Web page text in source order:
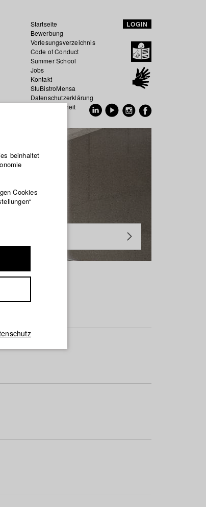
Startseite
Bewerbung
Vorlesungsverzeichnis
Code of Conduct
Summer School
Jobs
Kontakt
StuBistroMensa
Datenschutzerklärung
Datensicherheit
LOGIN
beinhaltet
Cookies